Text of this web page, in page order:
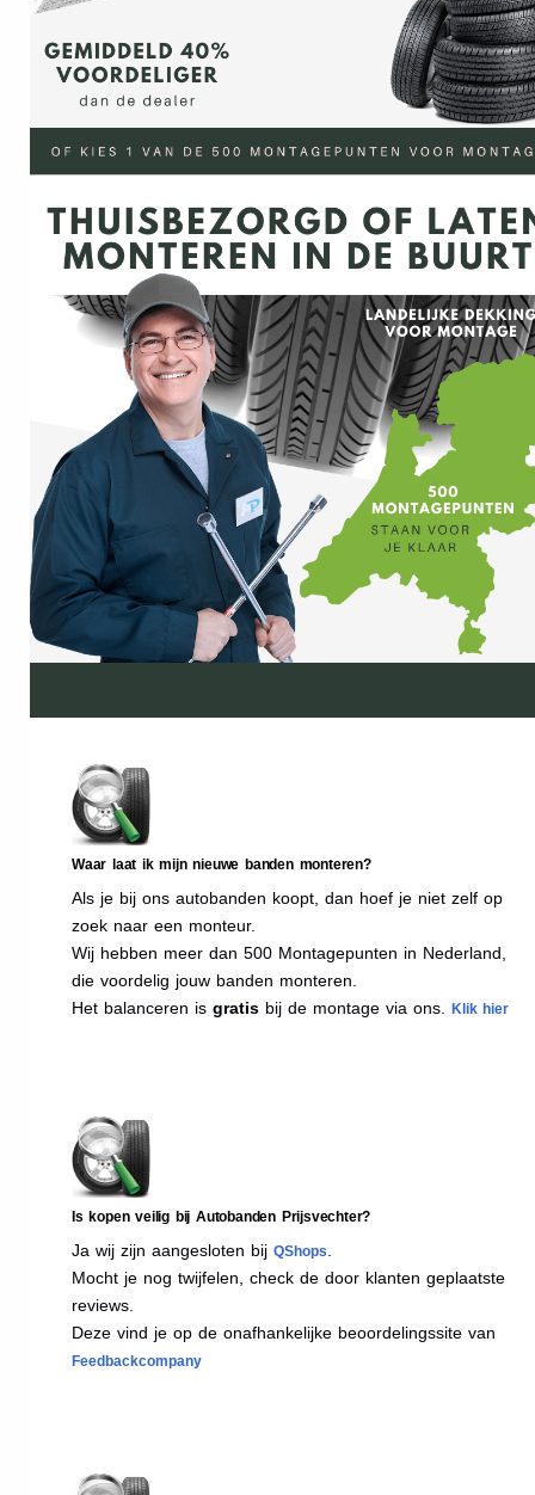
Waar laat ik mijn nieuwe banden monteren?
Als je bij ons autobanden koopt, dan hoef je niet zelf op
zoek naar een monteur.
Wij hebben meer dan 500 Montagepunten in Nederland,
die voordelig jouw banden monteren.
Het balanceren is gratis bij de montage via ons. Klik hier
Is kopen veilig bij Autobanden Prijsvechter?
Ja wij zijn aangesloten bij QShops
Mocht je nog twijfelen, check de door klanten geplaatste
reviews.
Deze vind je op de onafhankelijke beoordelingssite van
Feedbackcompany